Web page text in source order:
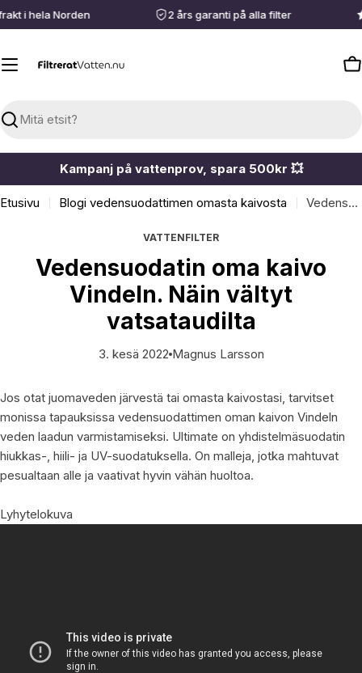
Siirry
sisältöön
i hela Norden 2 års garanti på alla filter
Haku
Kampanj på vattenprov, spara 500kr 💥
Etusivu Blogi vedensuodattimen omasta kaivosta Vedensuodatin oma kaivo Vindeln. Näin vältyt vatsataudilta
VATTENFILTER
Vedensuodatin oma kaivo
Vindeln. Näin vältyt
vatsataudilta
3. kesä 2022 Magnus Larsson
Jos otat juomaveden järvestä tai omasta kaivostasi, tarvitset
monissa tapauksissa vedensuodattimen oman kaivon Vindeln
veden laadun varmistamiseksi. Ultimate on yhdistelmäsuodatin
hiukkas-, hiili- ja UV-suodatuksella. On malleja, jotka mahtuvat
pesualtaan alle ja vaativat hyvin vähän huoltoa.
Lyhytelokuva